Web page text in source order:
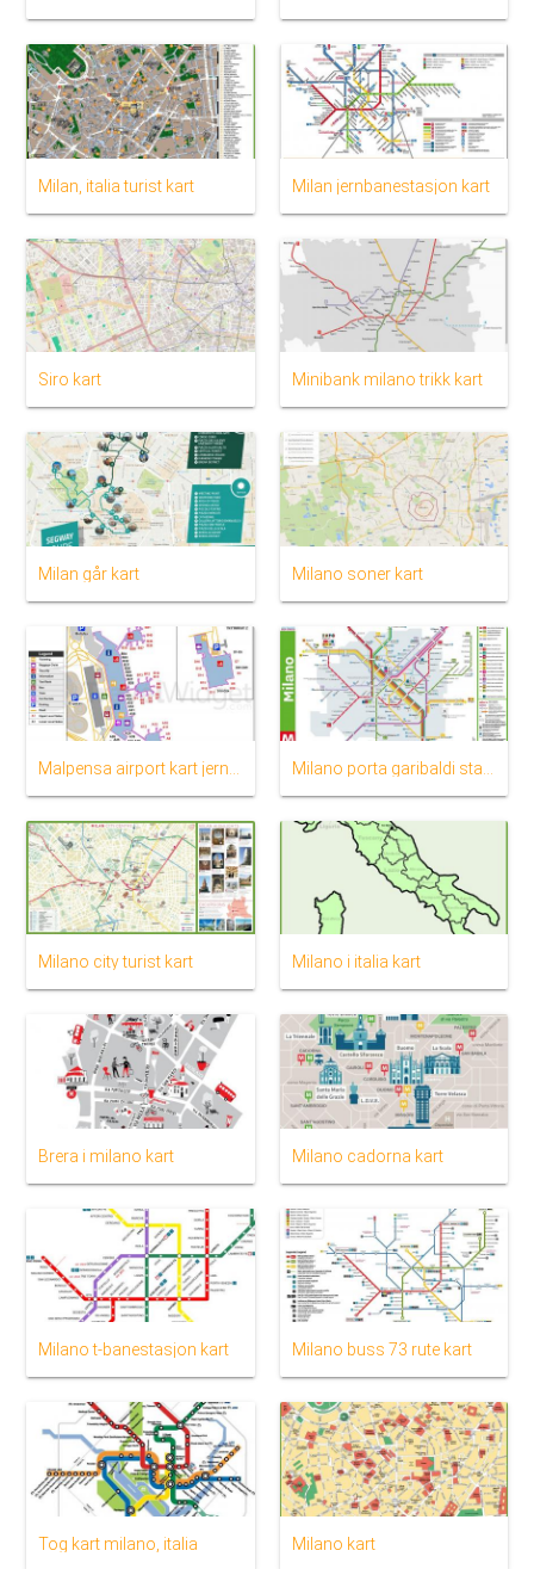
Milan, italia turist kart Milan jernbanestasjon kart
Siro kart Minibank milano trikk kart
Milan går kart Milano soner kart
Milano city turist kart Milano i italia kart
Brera i milano kart Milano cadorna kart
Milano t-banestasjon kart Milano buss 73 rute kart
Tog kart milano, italia Milano kart